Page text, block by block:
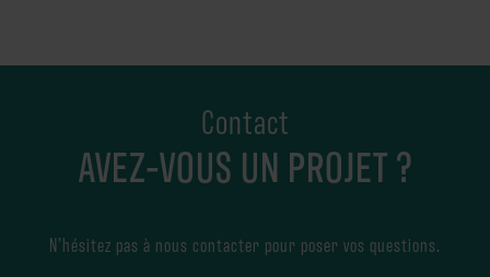
Contact
AVEZ-VOUS UN PROJET ?
N’hésitez pas à nous contacter pour poser vos questions.